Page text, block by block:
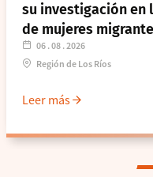
06 . 08 . 2026
Región de Los Ríos
su investigación
de mujeres
Leer más